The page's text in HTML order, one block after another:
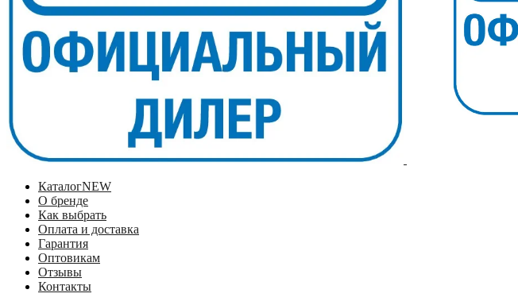
КаталогNEW
О бренде
Как выбрать
Оплата и доставка
Гарантия
Оптовикам
Отзывы
Контакты